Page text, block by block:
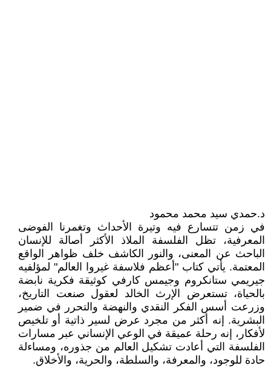
د.حمدي سيد محمد محمود
في زمن تتسارع فيه وتيرة الأحداث وتغمرنا الفوضى
المعرفية، تظل الفلسفة الملاذ الأكثر أصالة للإنسان
الباحث عن المعنى، والنور الكاشف خلف ظواهر الواقع
المعتمة. يأتي كتاب "أعظم فلاسفة غيروا العالم" لمؤلفيه
جيريمي ستانكروم وجيمس كارفي كوثيقة فكرية نابضة
بالحياة، تستعرض الإرث الخالد لعقول صنعت التاريخ،
وزرعت أسس الفكر النقدي والنهضة والتحرر في ضمير
البشرية. إنه أكثر من مجرد عرض لسير ذاتية أو تلخيص
لأفكار، إنه رحلة عميقة في الوعي الإنساني عبر مسارات
الفلسفة التي أعادت تشكيل العالم من جذوره، ومساءلة
حادة للوجود، والمعرفة، والسلطة، والحرية، والأخلاق.